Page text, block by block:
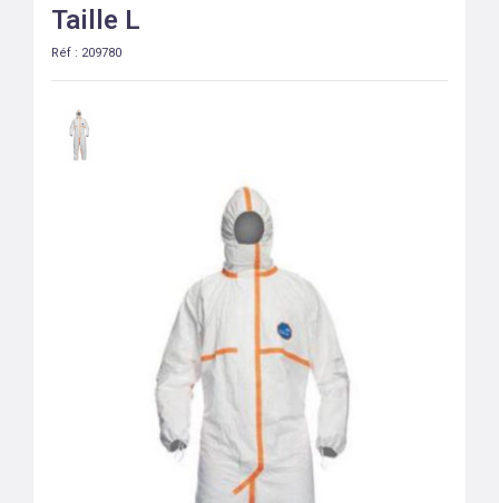
Taille L
Réf : 209780